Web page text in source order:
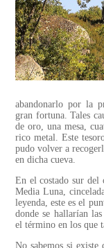
abandonarlo por la
gran fortuna. Tales
de oro, una mesa,
rico metal. Este
pudo volver a
en dicha cueva.
En el costado sur del
Media Luna,
leyenda, este es el
donde se hallarían
el término en los que
No sabemos si